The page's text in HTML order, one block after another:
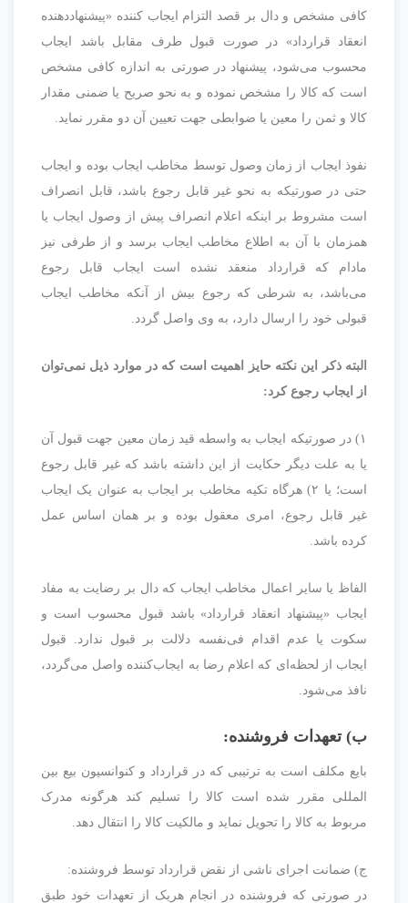
کافی مشخص و دال بر قصد التزام ایجاب کننده «پیشنهاددهنده
انعقاد قرارداد» در صورت قبول طرف مقابل باشد ایجاب
محسوب می‌شود، پیشنهاد در صورتی به اندازه کافی مشخص
است که کالا را مشخص نموده و به نحو صریح یا ضمنی مقدار
کالا و ثمن را معین یا ضوابطی جهت تعیین آن دو مقرر نماید.
نفوذ ایجاب از زمان وصول توسط مخاطب ایجاب بوده و ایجاب
حتی در صورتیکه به نحو غیر قابل رجوع باشد، قابل انصراف
است مشروط بر اینکه اعلام انصراف پیش از وصول ایجاب یا
همزمان با آن به اطلاع مخاطب ایجاب برسد و از طرفی نیز
مادام که قرارداد منعقد نشده است ایجاب قابل رجوع
می‌باشد، به شرطی که رجوع بیش از آنکه مخاطب ایجاب
قبولی خود را ارسال دارد، به وی واصل گردد.
البته ذکر این نکته حایز اهمیت است که در موارد ذیل نمی‌توان
از ایجاب رجوع کرد:
۱) در صورتیکه ایجاب به واسطه قید زمان معین جهت قبول آن
یا به علت دیگر حکایت از این داشته باشد که غیر قابل رجوع
است؛ یا ۲) هرگاه تکیه مخاطب بر ایجاب به عنوان یک ایجاب
غیر قابل رجوع، امری معقول بوده و بر همان اساس عمل
کرده باشد.
الفاظ یا سایر اعمال مخاطب ایجاب که دال بر رضایت به مفاد
ایجاب «پیشنهاد انعقاد قرارداد» باشد قبول محسوب است و
سکوت یا عدم اقدام فی‌نفسه دلالت بر قبول ندارد. قبول
ایجاب از لحظه‌ای که اعلام رضا به ایجاب‌کننده واصل می‌گردد،
نافذ می‌شود.
ب) تعهدات فروشنده:
بایع مکلف است به ترتیبی که در قرارداد و کنوانسیون بیع بین
المللی مقرر شده است کالا را تسلیم کند هرگونه مدرک
مربوط به کالا را تحویل نماید و مالکیت کالا را انتقال دهد.
ج) ضمانت اجرای ناشی از نقض قرارداد توسط فروشنده:
در صورتی که فروشنده در انجام هریک از تعهدات خود طبق